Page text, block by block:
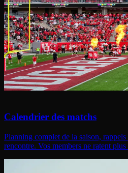
Calendrier des matchs
Planning complet de la saison,
rencontre. Vos members ne ratent plus